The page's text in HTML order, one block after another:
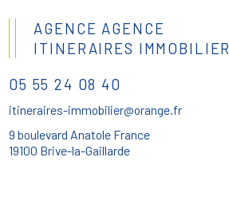
AGENCE AGENCE
ITINERAIRES IMMOBILIER
05 55 24 08 40
itineraires-immobilier@orange.fr
9 boulevard Anatole France
19100 Brive-la-Gaillarde